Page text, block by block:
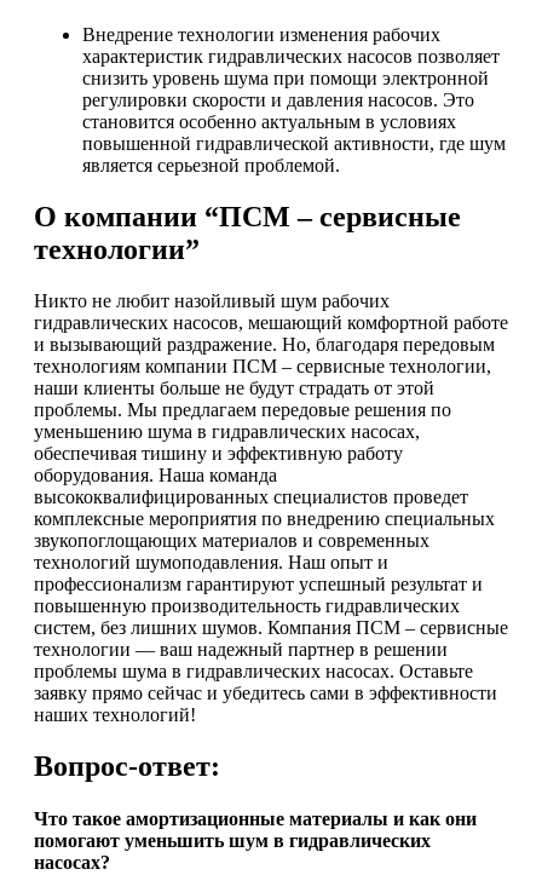
Внедрение технологии изменения рабочих
характеристик гидравлических насосов позволяет
снизить уровень шума при помощи электронной
регулировки скорости и давления насосов. Это
становится особенно актуальным в условиях
повышенной гидравлической активности, где шум
является серьезной проблемой.
О компании “ПСМ – сервисные
технологии”
Никто не любит назойливый шум рабочих
гидравлических насосов, мешающий комфортной работе
и вызывающий раздражение. Но, благодаря передовым
технологиям компании ПСМ – сервисные технологии,
наши клиенты больше не будут страдать от этой
проблемы. Мы предлагаем передовые решения по
уменьшению шума в гидравлических насосах,
обеспечивая тишину и эффективную работу
оборудования. Наша команда
высококвалифицированных специалистов проведет
комплексные мероприятия по внедрению специальных
звукопоглощающих материалов и современных
технологий шумоподавления. Наш опыт и
профессионализм гарантируют успешный результат и
повышенную производительность гидравлических
систем, без лишних шумов. Компания ПСМ – сервисные
технологии — ваш надежный партнер в решении
проблемы шума в гидравлических насосах. Оставьте
заявку прямо сейчас и убедитесь сами в эффективности
наших технологий!
Вопрос-ответ:
Что такое амортизационные материалы и как они
помогают уменьшить шум в гидравлических
насосах?